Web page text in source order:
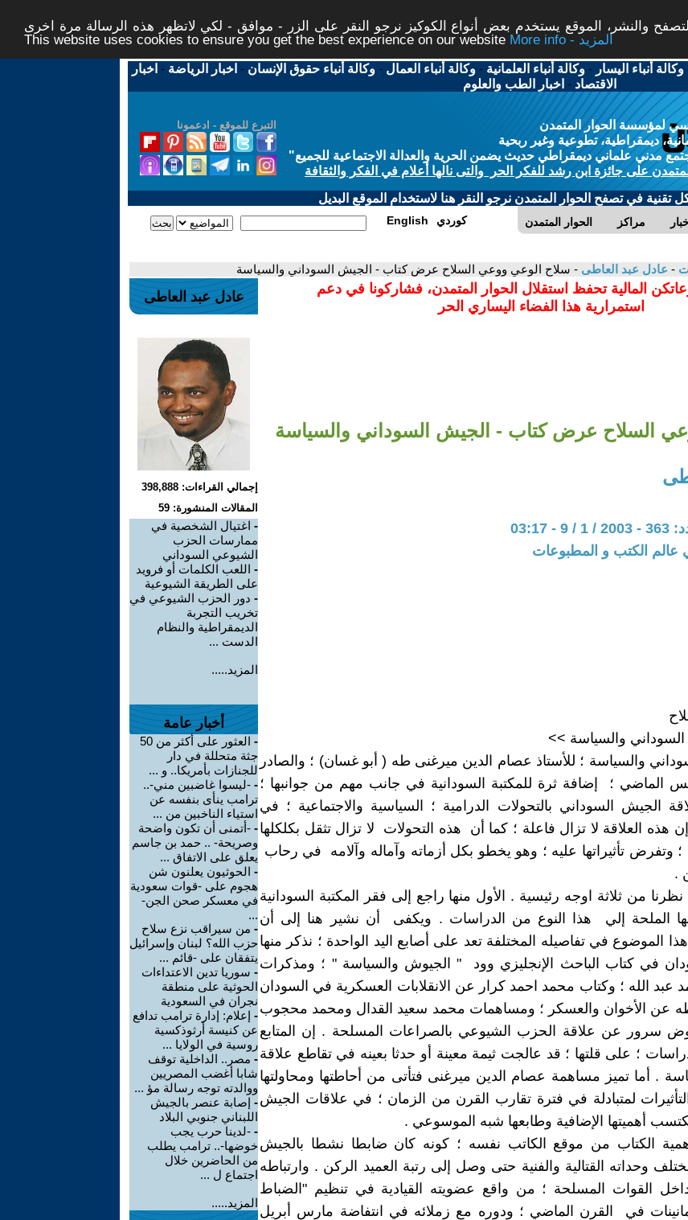
والنشر، الموقع يستخدم بعض أنواع الكوكيز نرجو النقر على الزر - موافق - لكي لاتظهر هذه الرسالة مرة اخرى -
This website uses cookies to ensure you get the best experience on our website
More info - المزيد
وكالة أنباء اليسار -وكالة أنباء العلمانية -وكالة أنباء العمال -وكالة أنباء حقوق الإنسان - اخبار الرياضة - اخبار
الاقتصاد - اخبار الطب والعلوم
التبرع للموقع - ادعمونا
لمؤسسة الحوار المتمدن
ديمقراطية، تطوعية وغير ربحية
مدني علماني ديمقراطي حديث يضمن الحرية والعدالة الاجتماعية للجميع"
على جائزة ابن رشد للفكر الحر والتى نالها أعلام في الفكر والثقافة
تقنية في تصفح الحوار المتمدن نرجو النقر هنا لاستخدام الموقع البديل
الحوار المتمدن مراكز English كوردي
- عادل عبد العاطى - سلاح الوعي ووعي السلاح عرض كتاب - الجيش السوداني والسياسة
المالية تحفظ استقلال الحوار المتمدن، فشاركونا في دعم
استمرارية هذا الفضاء اليساري الحر
السلاح عرض كتاب - الجيش السوداني والسياسة
عالم الكتب و المطبوعات
والسياسة >>
والسياسة ؛ للأستاذ عصام الدين ميرغنى طه ( أبو غسان) ؛ والصادر
؛ إضافة ثرة للمكتبة السودانية في جانب مهم من جوانبها ؛
الجيش السوداني بالتحولات الدرامية ؛ السياسية والاجتماعية ؛ في
هذه العلاقة لا تزال فاعلة ؛ كما أن هذه التحولات لا تزال تثقل بكلكلها
وتفرض تأثيراتها عليه ؛ وهو يخطو بكل أزماته وآماله وآلامه في رحاب
.
من ثلاثة اوجه رئيسية . الأول منها راجع إلى فقر المكتبة السودانية
الملحة إلي هذا النوع من الدراسات . ويكفى أن نشير هنا إلى أن
الموضوع في تفاصيله المختلفة تعد على أصابع اليد الواحدة ؛ نذكر منها
في كتاب الباحث الإنجليزي وود " الجيوش والسياسة " ؛ ومذكرات
عبد الله ؛ وكتاب محمد احمد كرار عن الانقلابات العسكرية في السودان
طه عن الأخوان والعسكر ؛ ومساهمات محمد سعيد القدال ومحمد محجوب
سرور عن علاقة الحزب الشيوعي بالصراعات المسلحة . إن المتابع
؛ على قلتها ؛ قد عالجت ثيمة معينة أو حدثا بعينه في تقاطع علاقة
. أما تميز مساهمة عصام الدين ميرغنى فتأتى من أحاطتها ومحاولتها
لمتبادلة في فترة تقارب القرن من الزمان ؛ في علاقات الجيش
أهميتها الإضافية وطابعها شبه الموسوعي .
الكتاب من موقع الكاتب نفسه ؛ كونه كان ضابطا نشطا بالجيش
وحداته القتالية والفنية حتى وصل إلى رتبة العميد الركن . وارتباطه
القوات المسلحة ؛ من واقع عضويته القيادية في تنظيم "الضباط
في القرن الماضي ؛ ودوره مع زملائه في انتفاضة مارس أبريل
عادل عبد العاطى
إجمالي القراءات: 398,888
المقالات المنشورة: 59
- اغتيال الشخصية في
ممارسات الحزب
الشيوعي السوداني
- اللعب الكلمات أو فرويد
على الطريقة الشيوعية
- دور الحزب الشيوعي في
تخريب التجربة
الديمقراطية والنظام
الدست ...
المزيد.....
أخبار عامة
-
العثور على أكثر من 50
جثة متحللة في دار
للجنازات بأمريكا.. و ...
- -ليسوا غاضبين مني-..
ترامب ينأى بنفسه عن
استياء الناخبين من ...
- -أتمنى أن تكون واضحة
وصريحة- .. حمد بن جاسم
يعلق على الاتفاق ...
- الحوثيون يعلنون شن
هجوم على -قوات سعودية
في معسكر صحن الجن-
...
- من سيراقب نزع سلاح
حزب الله؟ لبنان وإسرائيل
يتفقان على -قائم ...
- سوريا تدين الاعتداءات
الحوثية على منطقة
نجران في السعودية
- إعلام: إدارة ترامب تدافع
عن كنيسة أرثوذكسية
روسية في الولايا ...
- مصر.. الداخلية توقف
شابا أغضب المصريين
ووالدته توجه رسالة مؤ ...
- إصابة عنصر بالجيش
اللبناني جنوبي البلاد
- -لدينا حرب يجب
خوضها-.. ترامب يطلب
من الحاضرين خلال
اجتماع ل ...
المزيد.....